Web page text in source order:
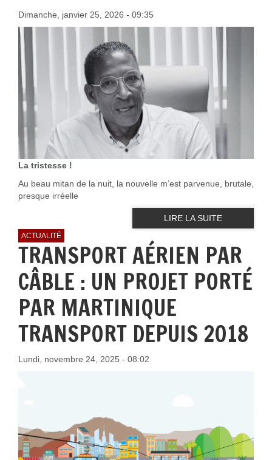
Dimanche, janvier 25, 2026 - 09:35
La tristesse !
Au beau mitan de la nuit, la nouvelle m’est parvenue, brutale,
presque irréelle
LIRE LA SUITE
ACTUALITÉ
TRANSPORT AÉRIEN PAR
CÂBLE : UN PROJET PORTÉ
PAR MARTINIQUE
TRANSPORT DEPUIS 2018
Lundi, novembre 24, 2025 - 08:02